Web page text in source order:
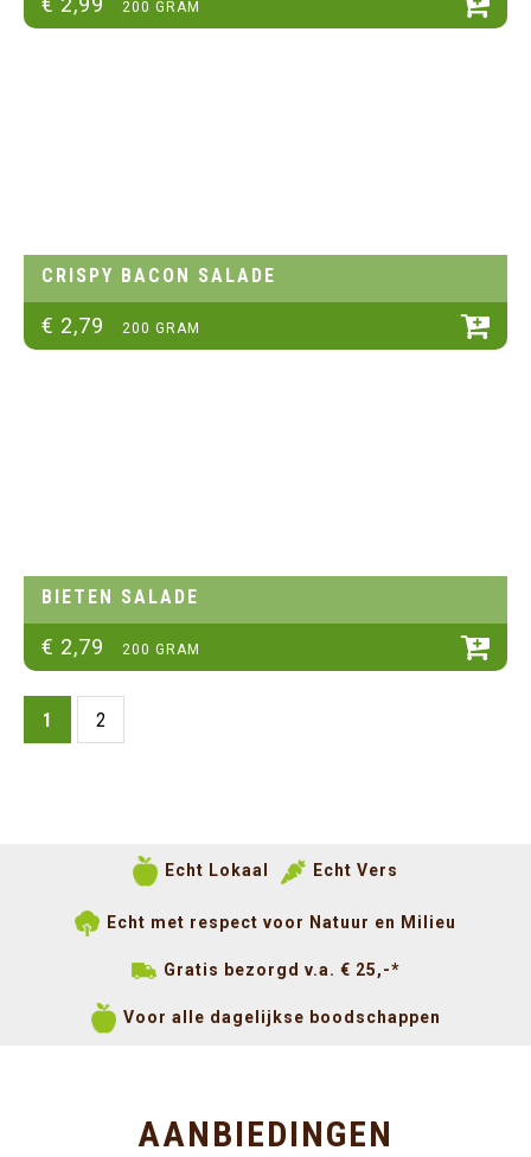
200 GRAM
CRISPY BACON SALADE
€ 2,79 200 GRAM
BIETEN SALADE
€ 2,79 200 GRAM
1 2
Echt Lokaal Echt Vers
Echt met respect voor Natuur en Milieu
Gratis bezorgd v.a. € 25,-*
Voor alle dagelijkse boodschappen
AANBIEDINGEN